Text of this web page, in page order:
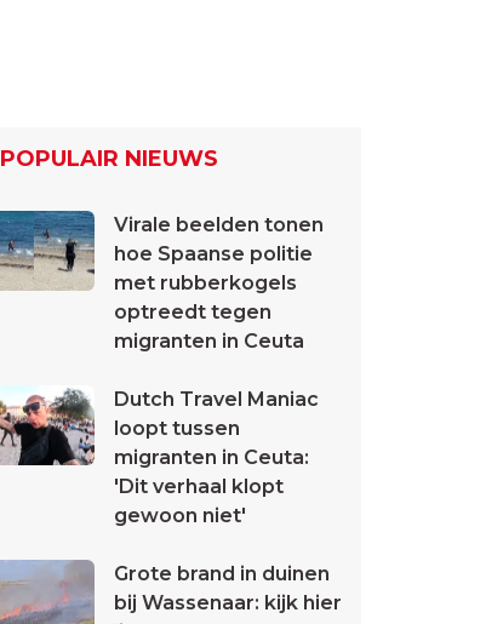
POPULAIR NIEUWS
Virale beelden tonen
hoe Spaanse politie
met rubberkogels
optreedt tegen
migranten in Ceuta
Dutch Travel Maniac
loopt tussen
migranten in Ceuta:
'Dit verhaal klopt
gewoon niet'
Grote brand in duinen
bij Wassenaar: kijk hier